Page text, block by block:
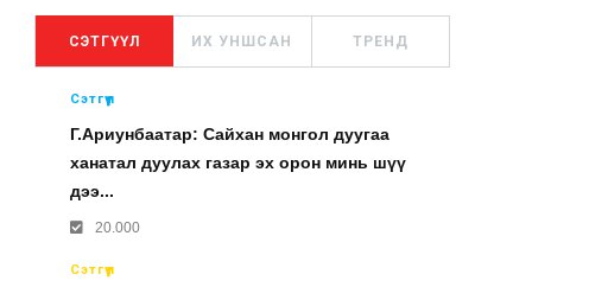
СЭТГҮҮЛ ИХ УНШСАН ТРЕНД
Сэтгүүл
Г.Ариунбаатар: Сайхан монгол дуугаа
ханатал дуулах газар эх орон минь шүү
дээ...
20.000
Сэтгүүл